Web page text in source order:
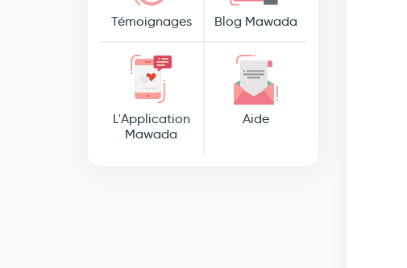
Témoignages Blog Mawada
L'Application
Mawada
Aide